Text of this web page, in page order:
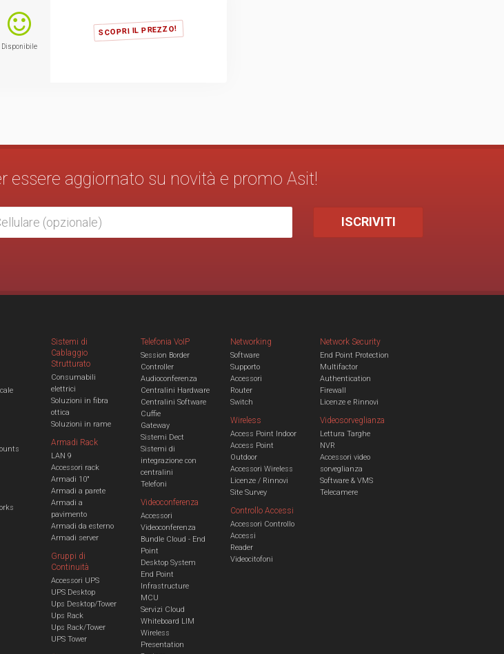
SCOPRI IL PREZZO!
Disponibile
essere aggiornato su novità e promo Asit!
Sistemi di
Cablaggio
Strutturato
Consumabili
elettrici
Soluzioni in fibra
ottica
Soluzioni in rame
Armadi Rack
LAN 9
Accessori rack
Armadi 10"
Armadi a parete
Armadi a
pavimento
Armadi da esterno
Armadi server
Gruppi di
Continuità
Accessori UPS
UPS Desktop
Ups Desktop/Tower
Ups Rack
Ups Rack/Tower
UPS Tower
Telefonia VoIP
Session Border
Controller
Audioconferenza
Centralini Hardware
Centralini Software
Cuffie
Gateway
Sistemi Dect
Sistemi di
integrazione con
centralini
Telefoni
Videoconferenza
Accessori
Videoconferenza
Bundle Cloud - End
Point
Desktop System
End Point
Infrastructure
MCU
Servizi Cloud
Whiteboard LIM
Wireless
Presentation
Networking
Software
Supporto
Accessori
Router
Switch
Wireless
Access Point Indoor
Access Point
Outdoor
Accessori Wireless
Licenze / Rinnovi
Site Survey
Network Security
End Point Protection
Multifactor
Authentication
Firewall
Licenze e Rinnovi
Videosorveglianza
Lettura Targhe
NVR
Accessori video
sorveglianza
Software & VMS
Telecamere
Controllo Accessi
Accessori Controllo
Accessi
Reader
Videocitofoni